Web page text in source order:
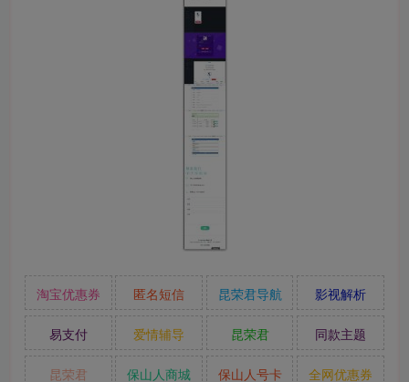
淘宝优惠券 匿名短信 昆荣君导航 影视解析
易支付 爱情辅导 昆荣君 同款主题
昆荣君 保山人商城 保山人号卡 全网优惠券